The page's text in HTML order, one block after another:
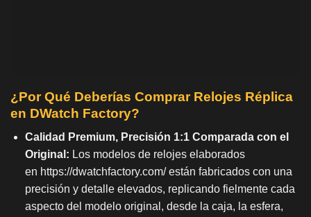
¿Por Qué Deberías Comprar Relojes Réplica
en DWatch Factory?
Calidad Premium, Precisión 1:1 Comparada con el
Original: Los modelos de relojes elaborados
en https://dwatchfactory.com/están fabricados con una
precisión y detalle elevados, replicando fielmente cada
aspecto del modelo original, desde la caja, la esfera,